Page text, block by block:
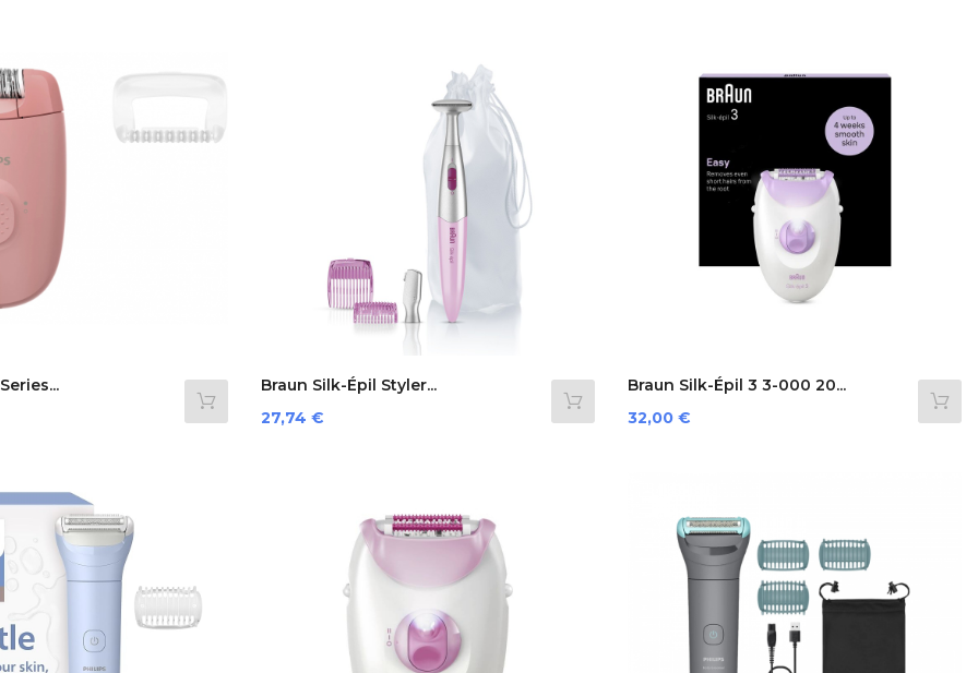
Braun Silk-Épil Styler...
Preis
27,74 €
Braun Silk-Épil 3 3-000 20...
Preis
32,00 €